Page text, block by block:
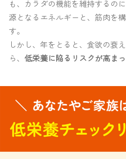
も、カラダの機能を維持するの
源となるエネルギーと、筋肉を
す。
しかし、年をとると、食欲の衰
ら、 低栄養に陥るリスクが高ま